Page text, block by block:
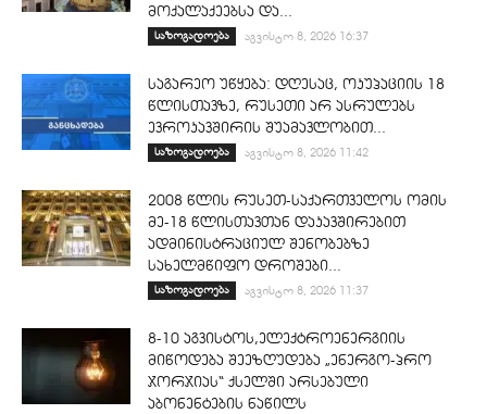
მოქალაქეებსა და...
საზოგადოება აგვისტო 8, 2026 16:37
საგარეო უწყება: დღესაც, ოკუპაციის 18
წლისთავზე, რუსეთი არ ასრულებს
ევროკავშირის შუამავლობით...
საზოგადოება აგვისტო 8, 2026 11:42
2008 წლის რუსეთ-საქართველოს ომის
მე-18 წლისთავთან დაკავშირებით
ადმინისტრაციულ შენობებზე
სახელმწიფო დროშები...
საზოგადოება აგვისტო 8, 2026 11:37
8-10 აგვისტოს,ელექტროენერგიის
მიწოდება შეეზღუდება „ენერგო-პრო
ჯორჯიას“ ქსელში არსებული
აბონენტების ნაწილს